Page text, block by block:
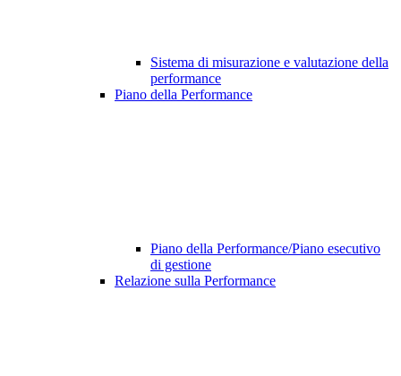
Sistema di misurazione e valutazione della
performance
Piano della Performance
Piano della Performance/Piano esecutivo
di gestione
Relazione sulla Performance